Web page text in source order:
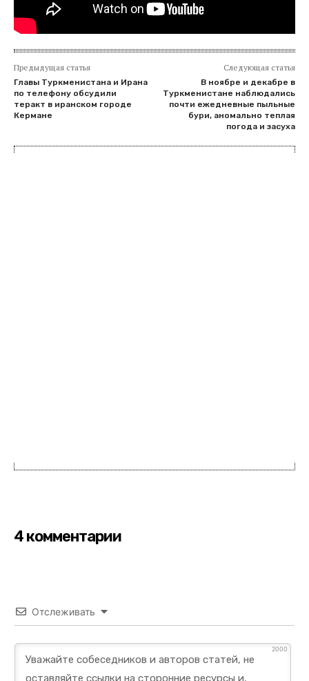
Предыдущая статья
Главы Туркменистана и Ирана
по телефону обсудили
теракт в иранском городе
Кермане
Следующая статья
В ноябре и декабре в
Туркменистане наблюдались
почти ежедневные пыльные
бури, аномально теплая
погода и засуха
4 комментарии
Отслеживать
2000